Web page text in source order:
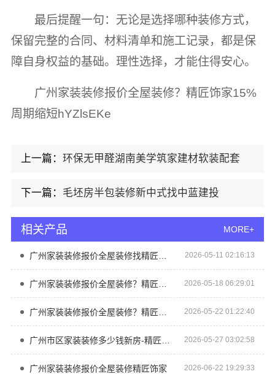
最后提醒一句：无论是选择哪种装修方式，
保留完整的合同、材料清单和施工记录，都是保
障自身权益的基础。理性选择，才能住得安心。
广州家装装修报价全屋装修？精匠饰家15%
周期缩短hYZlsEKe
上一篇：环保无甲醛湖南美学筑家建材软装配套
下一篇： 毛坯房半包装修新中式找中蓝建投
相关产品 MORE+
2026-05-11 02:16:13
2026-05-18 06:29:01
2026-05-22 01:22:40
2026-05-27 03:02:58
广州家装装修报价全屋装修精匠饰家 2026-06-22 19:29:33